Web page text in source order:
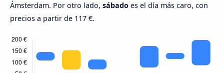
Ámsterdam. Por otro lado, sábado es el día más caro, con
precios a partir de 117 €.